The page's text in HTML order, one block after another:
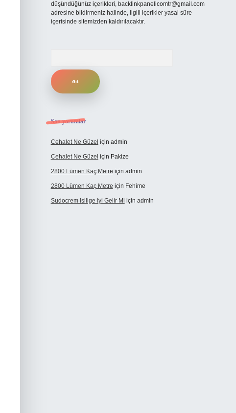
düşündüğünüz içerikleri, backlinkpanelicomtr@gmail.com
adresine bildirmeniz halinde, ilgili içerikler yasal süre
içerisinde sitemizden kaldırılacaktır.
Son yorumlar
Cehalet Ne Güzel için admin
Cehalet Ne Güzel için Pakize
2800 Lümen Kaç Metre için admin
2800 Lümen Kaç Metre için Fehime
Sudocrem Isilige Iyi Gelir Mi için admin